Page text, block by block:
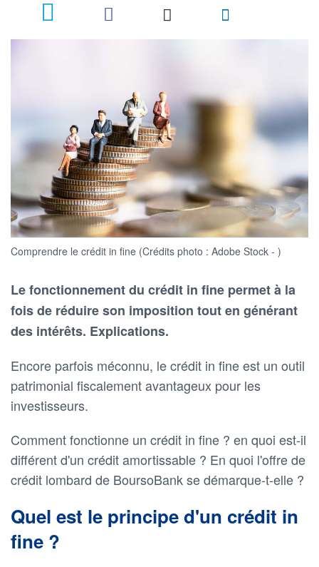
Comprendre le crédit in fine (Crédits photo : Adobe Stock - )
Le fonctionnement du crédit in fine permet à la
fois de réduire son imposition tout en générant
des intérêts. Explications.
Encore parfois méconnu, le crédit in fine est un outil
patrimonial fiscalement avantageux pour les
investisseurs.
Comment fonctionne un crédit in fine ? en quoi est-il
différent d'un crédit amortissable ? En quoi l'offre de
crédit lombard de BoursoBank se démarque-t-elle ?
Quel est le principe d'un crédit in
fine ?